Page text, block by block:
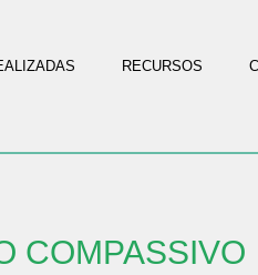
RECURSOS
COMPASSIVO